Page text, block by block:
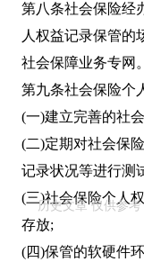
第八条社会保险经
人权益记录保管的
社会保障业务专网。
第九条社会保险个
(一)建立完善的社
(二)定期对社会保
记录状况等进行测
(三)社会保险个人
存放;
(四)保管的软硬件